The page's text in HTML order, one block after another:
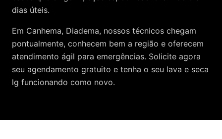
dias úteis.
Em Canhema, Diadema, nossos técnicos chegam
pontualmente, conhecem bem a região e oferecem
atendimento ágil para emergências. Solicite agora
seu agendamento gratuito e tenha o seu lava e seca
lg funcionando como novo.